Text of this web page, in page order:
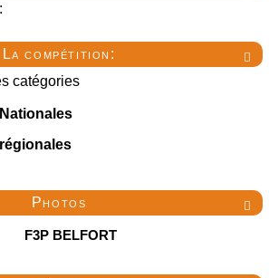

La compétition:
catégories

Photos
F3P BELFORT